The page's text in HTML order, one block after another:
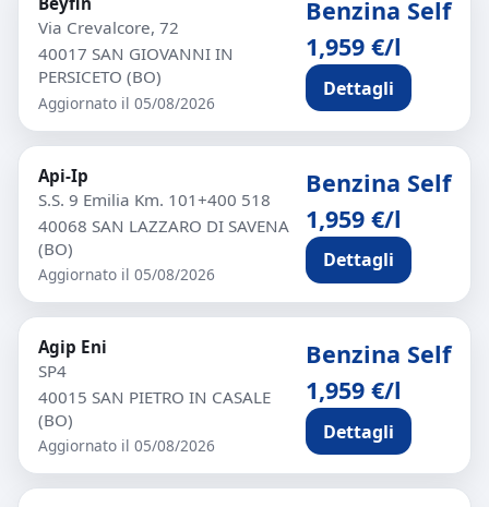
Via Crevalcore, 72
40017 SAN GIOVANNI IN
PERSICETO (BO)
Aggiornato il 05/08/2026
Benzina Self
1,959 €/l
Dettagli
Api-Ip
S.S. 9 Emilia Km. 101+400 518
40068 SAN LAZZARO DI SAVENA
(BO)
Aggiornato il 05/08/2026
Benzina Self
1,959 €/l
Dettagli
Agip Eni
SP4
40015 SAN PIETRO IN CASALE
(BO)
Aggiornato il 05/08/2026
Benzina Self
1,959 €/l
Dettagli